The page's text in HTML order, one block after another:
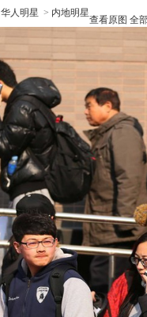
华人明星 > 内地明星
查看原图 全